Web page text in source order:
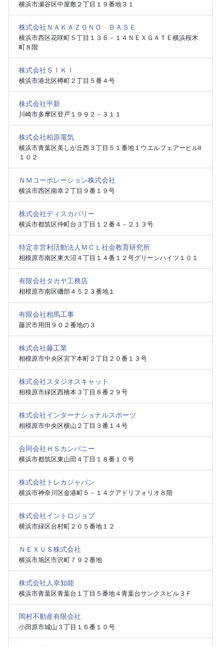
横浜市瀬谷区中屋敷２丁目１９番地３１
株式会社ＮＡＫＡＺＯＮＯ ＢＡＳＥ
横浜市西区花咲町５丁目１３６－１４ＮＥＸＧＡＴＥ横浜桜木
町８階
株式会社ＳＩＫＩ
横浜市港北区樽町２丁目５番４号
株式会社平新
川崎市多摩区登戸１９９２－３１１
株式会社柏原電気
横浜市青葉区美しが丘西３丁目５１番地１ウエルフェアーヒルⅡ
１０２
ＮＭコーポレーション株式会社
横浜市西区南幸２丁目９番１９号
株式会社ディスカバリー
横浜市都筑区仲町台３丁目１２番４－２１３号
特定非営利活動法人ＭＣＬ社会教育研究所
相模原市南区東大沼４丁目１４番１２号グリーンハイツ１０１
有限会社タカヤ工務店
相模原市南区磯部４５２３番地１
有限会社相馬工事
藤沢市用田９０２番地の３
株式会社藤工業
相模原市中央区宮下本町２丁目２０番１３号
株式会社スタジオスキャット
相模原市緑区西橋本３丁目８番２９号
株式会社インターナショナルスポーツ
相模原市中央区横山２丁目３番１４号
合同会社ＨＳカンパニー
横浜市都筑区東山田４丁目１８番１０号
株式会社トレカジャパン
横浜市神奈川区金港町５－１４クアドリフォリオ８階
株式会社イントロジョブ
横浜市緑区台村町２０５番地１２
ＮＥＸＵＳ株式会社
横浜市旭区市沢町７９２番地
株式会社人幸知能
横浜市青葉区青葉台１丁目５番地４青葉台サンクスビル３Ｆ
岡村不動産有限会社
小田原市城山３丁目１６番１０号